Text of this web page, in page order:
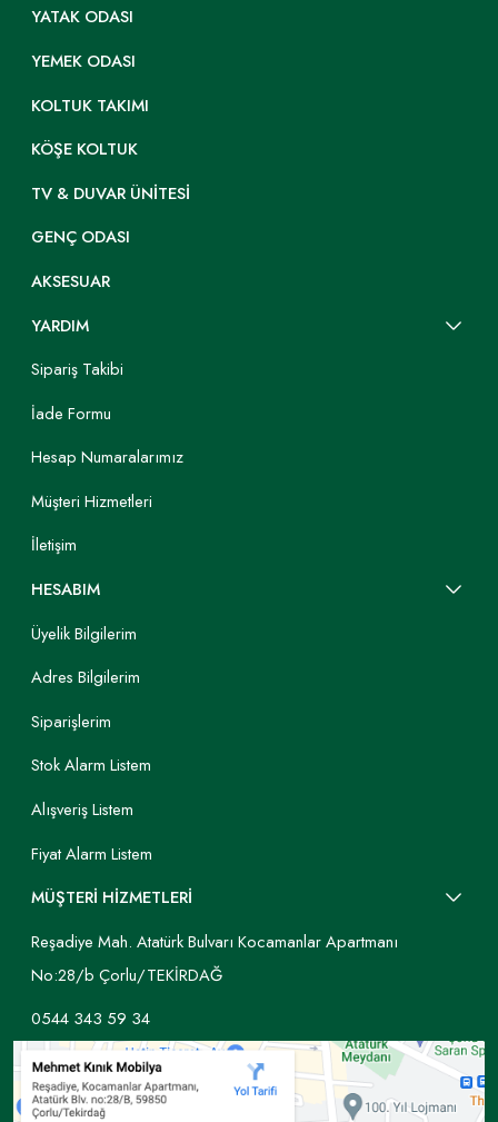
YATAK ODASI
YEMEK ODASI
KOLTUK TAKIMI
KÖŞE KOLTUK
TV & DUVAR ÜNITESI
GENÇ ODASI
AKSESUAR
YARDIM
Sipariş Takibi
İade Formu
Hesap Numaralarımız
Müşteri Hizmetleri
İletişim
HESABIM
Üyelik Bilgilerim
Adres Bilgilerim
Siparişlerim
Stok Alarm Listem
Alışveriş Listem
Fiyat Alarm Listem
MÜŞTERİ HİZMETLERİ
Reşadiye Mah. Atatürk Bulvarı Kocamanlar Apartmanı
No:28/b Çorlu/TEKİRDAĞ
0544 343 59 34